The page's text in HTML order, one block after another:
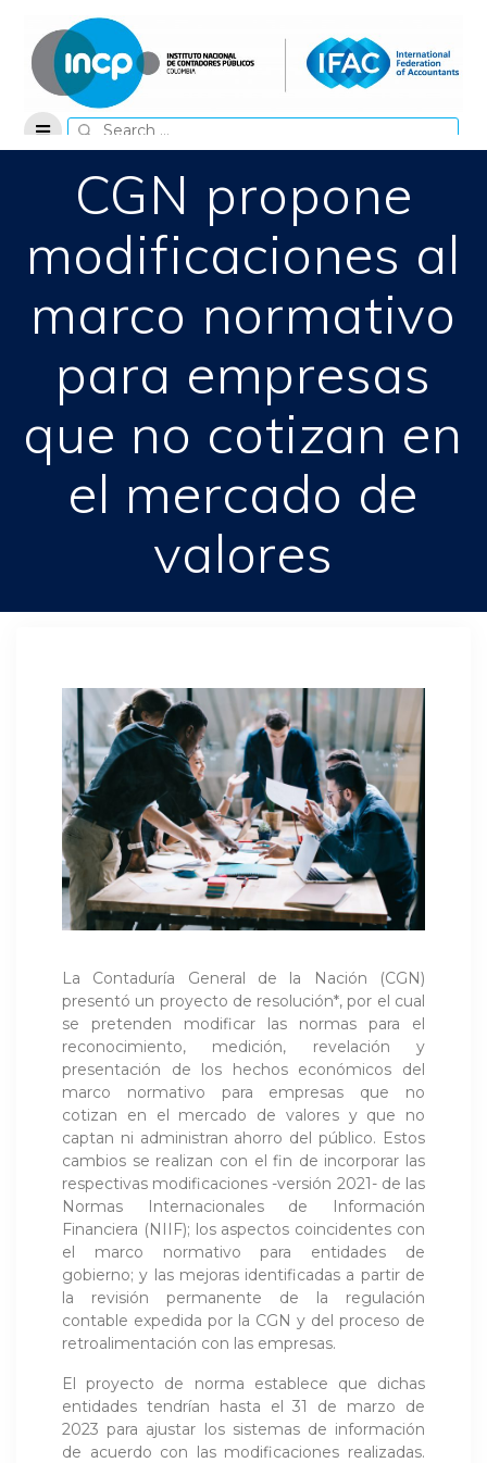
content
Search
for:
CGN propone
modificaciones al
marco normativo
para empresas
que no cotizan en
el mercado de
valores
La Contaduría General de la Nación (CGN)
presentó un proyecto de resolución*, por el cual
se pretenden modificar las normas para el
reconocimiento, medición, revelación y
presentación de los hechos económicos del
marco normativo para empresas que no
cotizan en el mercado de valores y que no
captan ni administran ahorro del público. Estos
cambios se realizan con el fin de incorporar las
respectivas modificaciones -versión 2021- de las
Normas Internacionales de Información
Financiera (NIIF); los aspectos coincidentes con
el marco normativo para entidades de
gobierno; y las mejoras identificadas a partir de
la revisión permanente de la regulación
contable expedida por la CGN y del proceso de
retroalimentación con las empresas.
El proyecto de norma establece que dichas
entidades tendrían hasta el 31 de marzo de
2023 para ajustar los sistemas de información
de acuerdo con las modificaciones realizadas.